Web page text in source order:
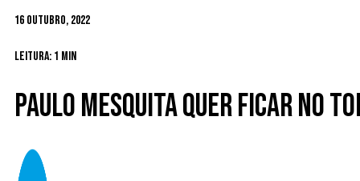
16 Outubro, 2022
Leitura: 1 min
Paulo Mesquita quer ficar no